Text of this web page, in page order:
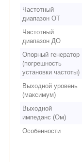
Частотный
диапазон ОТ
Частотный
диапазон ДО
Опорный генератор
(погрешность
установки частоты)
Выходной уровень
(максимум)
Выходной
импеданс (Ом)
Особенности